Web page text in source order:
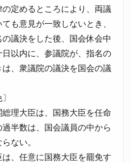
の定めるところにより、両議
も意見が一致しないとき、
議決をした後、国会休会中
以内に、参議院が、指名の
、衆議院の議決を国会の議
理大臣は、国務大臣を任命
半数は、国会議員の中から
ない。
、任意に国務大臣を罷免す